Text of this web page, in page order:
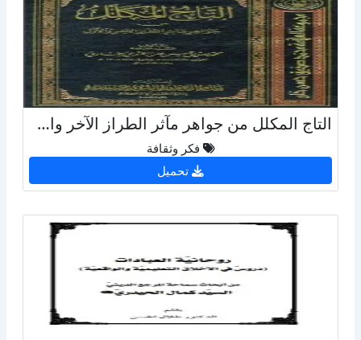
التاج المكلل من جواهر مآثر الطراز الآخر والأول
فكر وثقافة
تحميل